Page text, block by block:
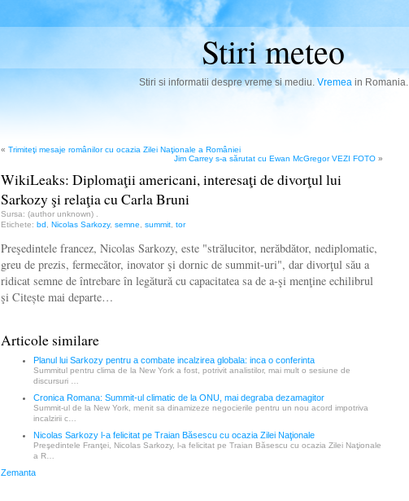
Stiri meteo
Stiri si informatii despre vreme si mediu. Vremeain Romania.
« Trimiteţi mesaje românilor cu ocazia Zilei Naţionale a României
Jim Carrey s-a sărutat cu Ewan McGregor VEZI FOTO »
WikiLeaks: Diplomaţii americani, interesaţi de divorţul lui
Sarkozy şi relaţia cu Carla Bruni
Sursa: (author unknown)
Etichete: bd Nicolas Sarkozy, semne summit tor
Preşedintele francez, Nicolas Sarkozy, este "strălucitor, nerăbdător, nediplomatic,
greu de prezis, fermecător, inovator şi dornic de summit-uri", dar divorţul său a
ridicat semne de întrebare în legătură cu capacitatea sa de a-şi menţine echilibrul
şi Citește mai departe…
Articole similare
Planul lui Sarkozy pentru a combate incalzirea globala: inca o conferinta
Summitul pentru clima de la New York a fost, potrivit analistilor, mai mult o sesiune de
discursuri …
Cronica Romana: Summit-ul climatic de la ONU, mai degraba dezamagitor
Summit-ul de la New York, menit sa dinamizeze negocierile pentru un nou acord impotriva
incalzirii c…
Nicolas Sarkozy l-a felicitat pe Traian Băsescu cu ocazia Zilei Naţionale
Preşedintele Franţei, Nicolas Sarkozy, l-a felicitat pe Traian Băsescu cu ocazia Zilei Naţionale
a R…
Zemanta